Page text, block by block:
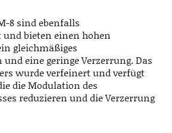
8 sind ebenfalls
bieten einen hohen
gleichmäßiges
eine geringe Verzerrung. Das
wurde verfeinert und verfügt
die Modulation des
reduzieren und die Verzerrung